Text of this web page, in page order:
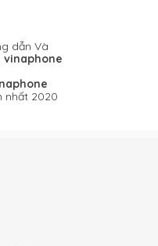
dẫn Và
vinaphone
nhất 2020